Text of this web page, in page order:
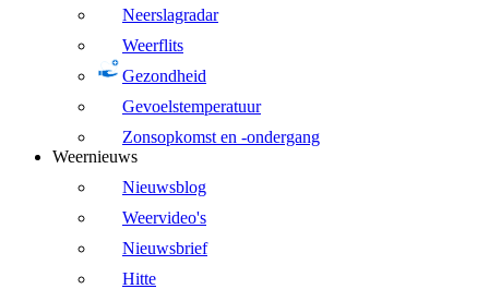
Neerslagradar
Weerflits
Gezondheid
Gevoelstemperatuur
Zonsopkomst en -ondergang
Weernieuws
Nieuwsblog
Weervideo's
Nieuwsbrief
Hitte